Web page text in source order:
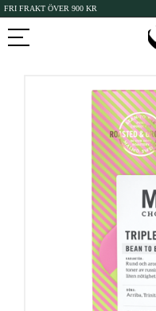
FRI FRAKT ÖVER 900 KR